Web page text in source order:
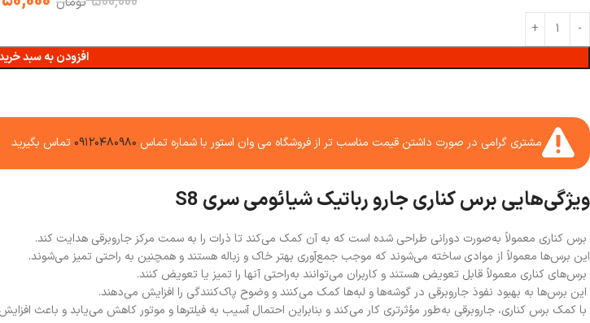
افزودن به سبد
مشتری گرامی در صورت داشتن قیمت مناسب تر از فروشگاه می وان استور با شماره تماس ۰۹۱۲۰۴۸۰۹۸۰ تماس بگیرید
ویژگی‌هایی برس کناری جارو رباتیک شیائومی سری S8
برس کناری معمولاً به‌صورت دورانی طراحی شده است که به آن کمک می‌کند تا ذرات را به سمت مرکز جاروبرقی هدایت کند.
این برس‌ها معمولاً از موادی ساخته می‌شوند که موجب جمع‌آوری بهتر خاک و زباله هستند و همچنین به راحتی تمیز می‌شوند.
برس‌های کناری معمولاً قابل تعویض هستند و کاربران می‌توانند به‌راحتی آنها را تمیز یا تعویض کنند.
این برس‌ها به بهبود نفوذ جاروبرقی در گوشه‌ها و لبه‌ها کمک می‌کنند و وضوح پاک‌کنندگی را افزایش می‌دهند.
با کمک برس کناری، جاروبرقی به‌طور مؤثرتری کار می‌کند و بنابراین احتمال آسیب به فیلترها و موتور کاهش می‌یابد و باعث